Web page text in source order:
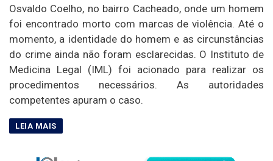
Osvaldo Coelho, no bairro Cacheado, onde um homem
foi encontrado morto com marcas de violência. Até o
momento, a identidade do homem e as circunstâncias
do crime ainda não foram esclarecidas. O Instituto de
Medicina Legal (IML) foi acionado para realizar os
procedimentos necessários. As autoridades
competentes apuram o caso.